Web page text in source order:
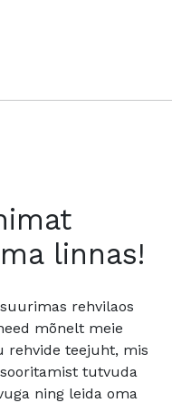
linnas!
rehvilaos
mõnelt meie
rehvide teejuht, mis
tutvuda
ning leida oma